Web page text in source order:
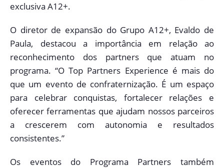
exclusiva A12+.
O diretor de expansão do Grupo A12+, Evaldo de
Paula, destacou a importância em relação ao
reconhecimento dos partners que atuam no
programa. “O Top Partners Experience é mais do
que um evento de confraternização. É um espaço
para celebrar conquistas, fortalecer relações e
oferecer ferramentas que ajudam nossos parceiros
a crescerem com autonomia e resultados
consistentes.”
Os eventos do Programa Partners também